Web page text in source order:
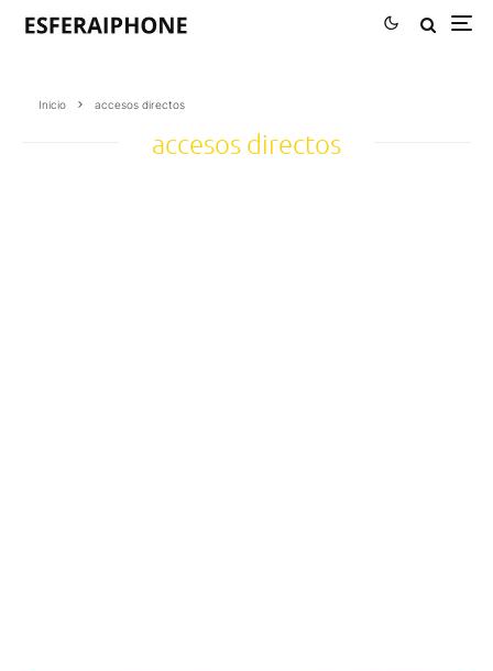
Inicio accesos directos
accesos directos